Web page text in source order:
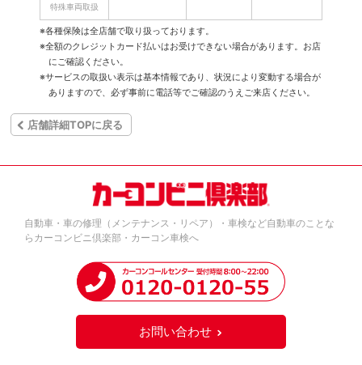
特殊車両取扱
※各種保険は全店舗で取り扱っております。
※全額のクレジットカード払いはお受けできない場合があります。お店
にご確認ください。
※サービスの取扱い表示は基本情報であり、状況により変動する場合が
ありますので、必ず事前に電話等でご確認のうえご来店ください。
店舗詳細TOPに戻る
自動車・車の修理（メンテナンス・リペア）・車検など自動車のことな
らカーコンビニ倶楽部・カーコン車検へ
お問い合わせ